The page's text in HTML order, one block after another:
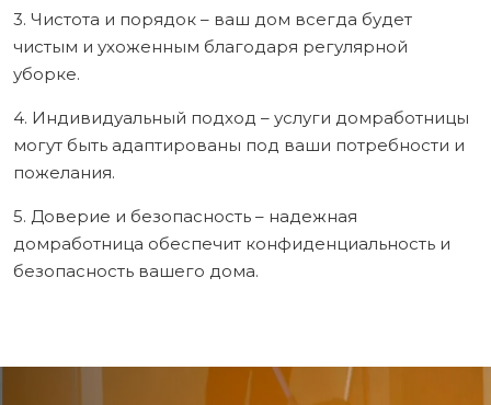
3. Чистота и порядок – ваш дом всегда будет
чистым и ухоженным благодаря регулярной
уборке.
4. Индивидуальный подход – услуги домработницы
могут быть адаптированы под ваши потребности и
пожелания.
5. Доверие и безопасность – надежная
домработница обеспечит конфиденциальность и
безопасность вашего дома.